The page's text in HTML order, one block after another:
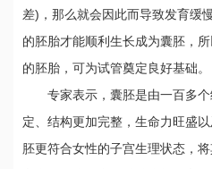
差)，那么就会因此而导致发育缓
的胚胎才能顺利生长成为囊胚，
的胚胎，可为试管奠定良好基础。
专家表示，囊胚是由一百多个
定、结构更加完整，生命力旺盛
胚更符合女性的子宫生理状态，